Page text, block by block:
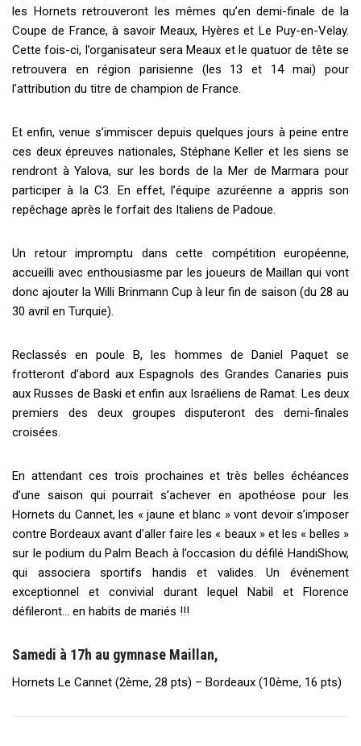
les Hornets retrouveront les mêmes qu’en demi-finale de la
Coupe de France, à savoir Meaux, Hyères et Le Puy-en-Velay.
Cette fois-ci, l’organisateur sera Meaux et le quatuor de tête se
retrouvera en région parisienne (les 13 et 14 mai) pour
l’attribution du titre de champion de France.
Et enfin, venue s’immiscer depuis quelques jours à peine entre
ces deux épreuves nationales, Stéphane Keller et les siens se
rendront à Yalova, sur les bords de la Mer de Marmara pour
participer à la C3. En effet, l’équipe azuréenne a appris son
repêchage après le forfait des Italiens de Padoue.
Un retour impromptu dans cette compétition européenne,
accueilli avec enthousiasme par les joueurs de Maillan qui vont
donc ajouter la Willi Brinmann Cup à leur fin de saison (du 28 au
30 avril en Turquie).
Reclassés en poule B, les hommes de Daniel Paquet se
frotteront d’abord aux Espagnols des Grandes Canaries puis
aux Russes de Baski et enfin aux Israéliens de Ramat. Les deux
premiers des deux groupes disputeront des demi-finales
croisées.
En attendant ces trois prochaines et très belles échéances
d’une saison qui pourrait s’achever en apothéose pour les
Hornets du Cannet, les « jaune et blanc » vont devoir s’imposer
contre Bordeaux avant d’aller faire les « beaux » et les « belles »
sur le podium du Palm Beach à l’occasion du défilé HandiShow,
qui associera sportifs handis et valides. Un événement
exceptionnel et convivial durant lequel Nabil et Florence
défileront… en habits de mariés !!!
Samedi à 17h au gymnase Maillan,
Hornets Le Cannet (2ème, 28 pts) – Bordeaux (10ème, 16 pts)